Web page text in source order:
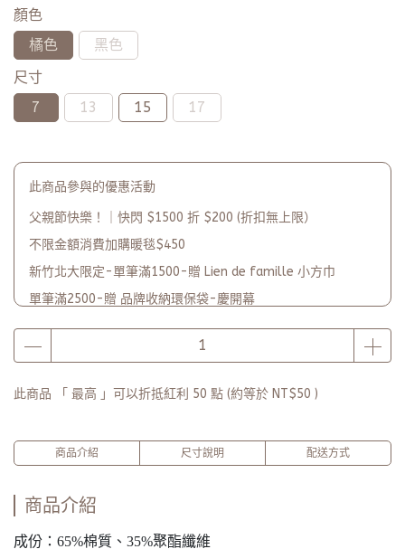
顏色
橘色
黑色
尺寸
7
13 15 17
此商品參與的優惠活動
父親節快樂！｜快閃 $1500 折 $200 (折扣無上限）
不限金額消費加購暖毯$450
新竹北大限定-單筆滿1500-贈 Lien de famille 小方巾
單筆滿2500-贈 品牌收納環保袋-慶開幕
品牌2週年PARTY單筆滿$5000-贈【品牌多功能披肩暖毯】(數
量有限送完為止)
此商品 「 最高 」可以折抵紅利 50 點 (約等於 NT$50 )
商品介紹 尺寸說明 配送方式
商品介紹
成份：65%棉質、35%聚酯纖維